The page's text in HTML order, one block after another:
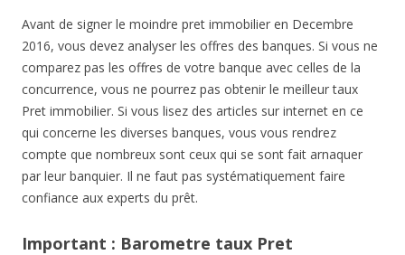
Avant de signer le moindre pret immobilier en Decembre
2016, vous devez analyser les offres des banques. Si vous ne
comparez pas les offres de votre banque avec celles de la
concurrence, vous ne pourrez pas obtenir le meilleur taux
Pret immobilier. Si vous lisez des articles sur internet en ce
qui concerne les diverses banques, vous vous rendrez
compte que nombreux sont ceux qui se sont fait arnaquer
par leur banquier. Il ne faut pas systématiquement faire
confiance aux experts du prêt.
Important : Barometre taux Pret